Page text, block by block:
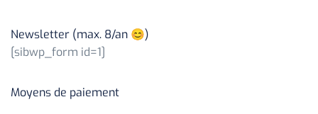
Newsletter (max. 8/an 😊)
[sibwp_form id=1]
Moyens de paiement